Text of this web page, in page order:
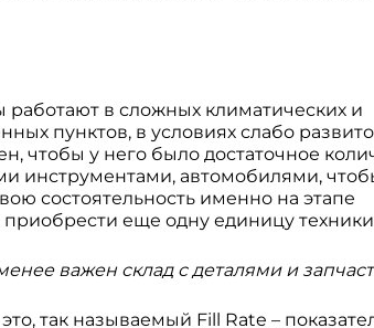
в сложных климатических и
пунктов, в условиях слабо
чтобы у него было достаточное
инструментами, автомобилями,
состоятельность именно на этапе
еще одну единицу
важен склад с деталями и
так называемый Fill Rate –